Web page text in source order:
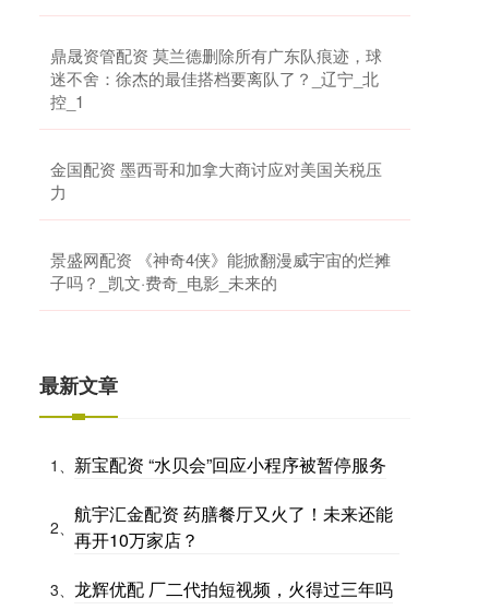
鼎晟资管配资 莫兰德删除所有广东队痕迹，球
迷不舍：徐杰的最佳搭档要离队了？_辽宁_北
控_1
金国配资 墨西哥和加拿大商讨应对美国关税压
力
景盛网配资 《神奇4侠》能掀翻漫威宇宙的烂摊
子吗？_凯文·费奇_电影_未来的
最新文章
1、 新宝配资 “水贝会”回应小程序被暂停服务
2、
航宇汇金配资 药膳餐厅又火了！未来还能
再开10万家店？
3、 龙辉优配 厂二代拍短视频，火得过三年吗